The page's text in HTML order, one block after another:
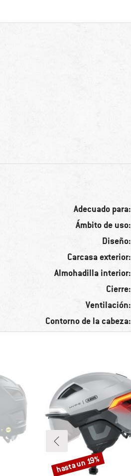
Adecuado para:
Ámbito de uso:
Diseño:
Carcasa exterior:
Almohadilla interior:
Cierre:
Ventilación:
Contorno de la cabeza:
Descuento
hasta un 19%